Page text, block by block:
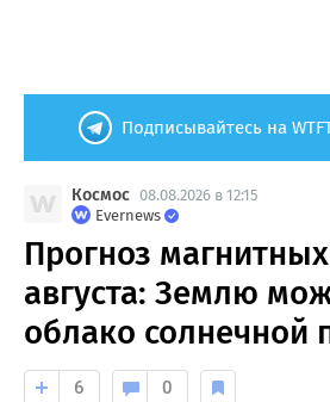
Подписывайтесь на
Космос 08.08.2026 в 12:15
Evernews
Прогноз
августа: Землю
облако солнечной
6 0